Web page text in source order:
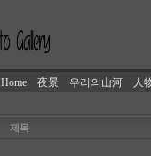
Home 夜景 우리의山河 人
제목